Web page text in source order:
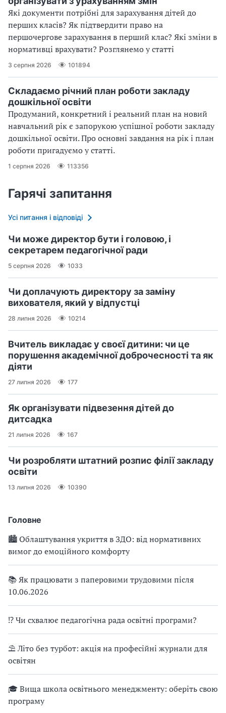
Головне
🏙 Облаштування укриття в ЗДО: від нормативних
вимог до емоційного комфорту
📚 Як працювати з паперовими трудовими після
10.06.2026
⁉ Чи схвалює педагогічна рада освітні програми?
⛱ Літо без турбот: акція на професійні журнали для
освітян
🎓 Вища школа освітнього менеджменту: оберіть свою
програму
Які документи потрібні для зарахування дітей до
перших класів? Як підтвердити право на
першочергове зарахування в перший клас? Які зміни в
нормативці врахувати? Розглянемо у статті
3 серпня 2026 101894
Складаємо річний план роботи закладу
дошкільної освіти
Продуманий, конкретний і реальний план на новий
навчальний рік є запорукою успішної роботи закладу
дошкільної освіти. Про основні завдання на рік і план
роботи пригадуємо у статті.
1 серпня 2026 113356
Гарячі запитання
Усі питання і відповіді
Чи може директор бути і головою, і
секретарем педагогічної ради
5 серпня 2026 1033
Чи доплачують директору за заміну
вихователя, який у відпустці
28 липня 2026 10214
Вчитель викладає у своєї дитини: чи це
порушення академічної доброчесності та як
діяти
27 липня 2026 177
Як організувати підвезення дітей до
дитсадка
21 липня 2026 167
Чи розробляти штатний розпис філії закладу
освіти
13 липня 2026 10390